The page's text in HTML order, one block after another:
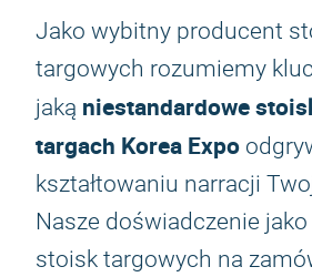
Jako wybitny producent
targowych rozumiemy
jaką niestandardowe
targach Korea Expo
kształtowaniu narracji
Nasze doświadczenie
stoisk targowych na